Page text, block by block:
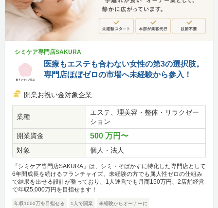
シミケア専門店SAKURA
医療もエステも合わない女性の第3の選択肢。
専門店ほぼゼロの市場へ未経験から参入！
開業お祝い金対象企業
業種
エステ、理美容・整体・リラクゼー
ション
開業資金
500 万円〜
対象 個人・法人
『シミケア専門店SAKURA』は、シミ・そばかすに特化した専門店として
6年間成長を続けるフランチャイズ。未経験の方でも属人性ゼロの仕組み
で結果を出せる設計が整っており、1人運営でも月商150万円、2店舗経営
で年収5,000万円を目指せます！
年収1000万を目指せる 1人で開業 未経験からオーナーに